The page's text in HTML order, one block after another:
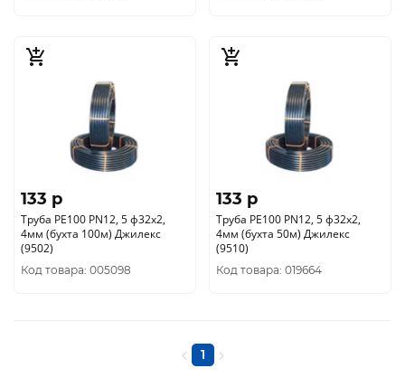
133 p
Труба РЕ100 PN12, 5 ф32х2,
4мм (бухта 100м) Джилекс
(9502)
Код товара: 005098
133 p
Труба РЕ100 PN12, 5 ф32х2,
4мм (бухта 50м) Джилекс
(9510)
Код товара: 019664
1